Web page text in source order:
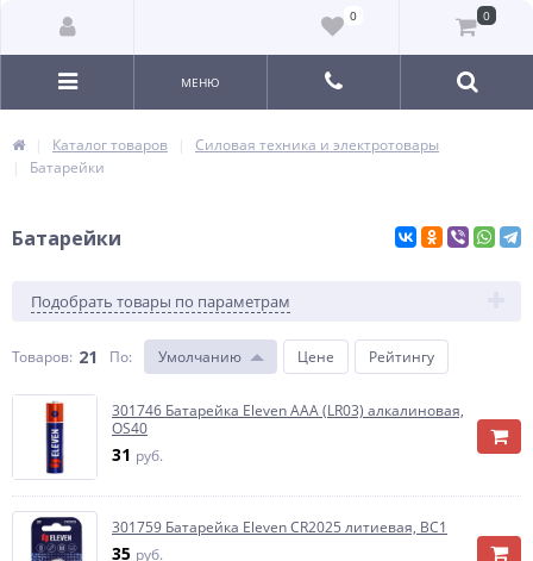
0 0
МЕНЮ
Каталог товаров
Силовая техника и электротовары
Батарейки
Батарейки
Подобрать товары по параметрам
Товаров: 21 По: Умолчанию Цене Рейтингу
301746 Батарейка Eleven AAA (LR03) алкалиновая,
OS40
31 руб.
301759 Батарейка Eleven CR2025 литиевая, BC1
35 руб.